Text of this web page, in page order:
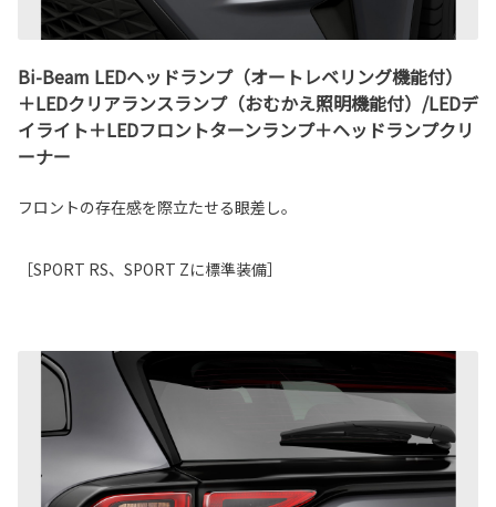
Bi-Beam LEDヘッドランプ（オートレベリング機能付）
＋LEDクリアランスランプ（おむかえ照明機能付）/LEDデ
イライト＋LEDフロントターンランプ＋ヘッドランプクリ
ーナー
フロントの存在感を際立たせる眼差し。
［SPORT RS、SPORT Zに標準装備］